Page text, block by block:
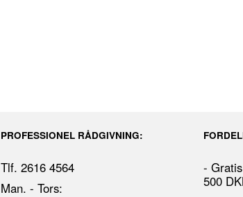
PROFESSIONEL RÅDGIVNING:
Tlf. 2616 4564
Man. - Tors:
-
500